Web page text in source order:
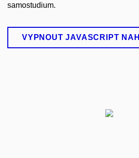
samostudium.
VYPNOUT JAVASCRIPT